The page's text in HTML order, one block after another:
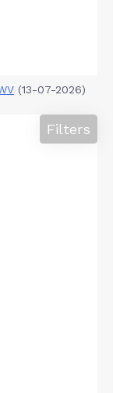
(13-07-2026)
Filters